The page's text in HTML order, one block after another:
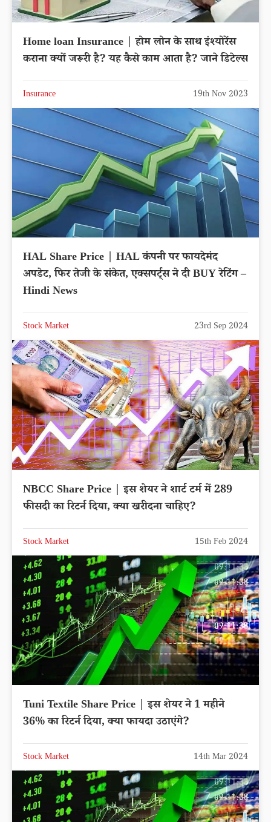
Home loan Insurance | होम लोन के साथ इंश्योरेंस
कराना क्यों जरूरी है? यह कैसे काम आता है? जाने डिटेल्स
Insurance 19th Nov 2023
HAL Share Price | HAL कंपनी पर फायदेमंद
अपडेट, फिर तेजी के संकेत, एक्सपर्ट्स ने दी BUY रेटिंग –
Hindi News
Stock Market 23rd Sep 2024
NBCC Share Price | इस शेयर ने शार्ट टर्म में 289
फीसदी का रिटर्न दिया, क्या खरीदना चाहिए?
Stock Market 15th Feb 2024
Tuni Textile Share Price | इस शेयर ने 1 महीने
36% का रिटर्न दिया, क्या फायदा उठाएंगे?
Stock Market 14th Mar 2024